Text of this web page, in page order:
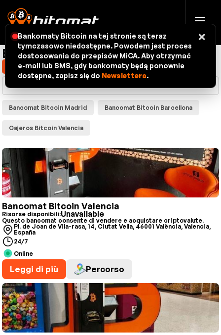
Bitcoin ATM mappa
Mostra la mia posizione
Bancomat Bitcoin Madrid Bancomat Bitcoin Barcellona
Cajeros Bitcoin Valencia
Bancomat Bitcoin Valencia
Risorse disponibili:Unavailable
Questo bancomat consente di vendere e acquistare criptovalute.
Pl. de Joan de Vila-rasa, 14, Ciutat Vella, 46001 València, Valencia,
España
24/7
Online
Leggi di più Percorso
Bankomaty Bitcoin na tej stronie są teraz
tymczasowo niedostępne. Powodem jest proces
dostosowania do przepisów MiCA. Aby otrzymać
e-mail lub SMS, gdy bankomaty będą ponownie
dostępne, zapisz się do Newslettera.
×